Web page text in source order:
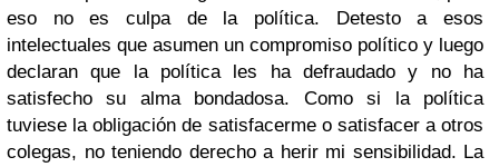
eso no es culpa de la política. Detesto a esos
intelectuales que asumen un compromiso político y luego
declaran que la política les ha defraudado y no ha
satisfecho su alma bondadosa. Como si la política
tuviese la obligación de satisfacerme o satisfacer a otros
colegas, no teniendo derecho a herir mi sensibilidad. La